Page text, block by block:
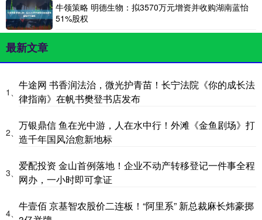
牛领策略 明德生物：拟3570万元增资并收购湖南蓝怡
51%股权
最新文章
1、
牛途网 书香润法治，微光护青苗！长宁法院《你的成长法
律指南》在帆书樊登书店发布
2、
万银鼎信 鱼在光中游，人在水中行！外滩《金鱼剧场》打
造千年国风治愈新地标
3、
爱配投资 金山首例落地！企业不动产转移登记一件事全程
网办，一小时即可拿证
4、
牛壹佰 京基智农股价二连板！“阿里系” 新总裁麻长炜豪掷